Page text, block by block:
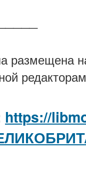
размещена
https://